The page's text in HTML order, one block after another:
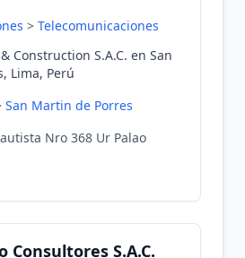
> Telecomunicaciones
Construction S.A.C. en San
Lima, Perú
San Martin de Porres
Nro 368 Ur Palao
Consultores S.A.C.